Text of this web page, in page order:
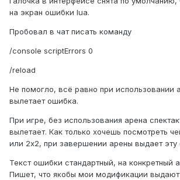
на экран ошибки lua.
Пробовал в чат писать команду
/console scriptErrors 0
/reload
Не помогло, всё равно при использовании
вылетает ошибка.
При игре, без использования арена
вылетает. Как только хочешь посмотреть
или 2х2, при завершении арены выдает эту
Текст ошибки стандартный, на конкретный
Пишет, что якобы мои модификации